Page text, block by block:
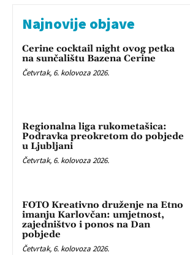
Najnovije objave
Cerine cocktail night ovog petka
na sunčalištu Bazena Cerine
Četvrtak, 6. kolovoza 2026.
Regionalna liga rukometašica:
Podravka preokretom do pobjede
u Ljubljani
Četvrtak, 6. kolovoza 2026.
FOTO Kreativno druženje na Etno
imanju Karlovčan: umjetnost,
zajedništvo i ponos na Dan
pobjede
Četvrtak, 6. kolovoza 2026.